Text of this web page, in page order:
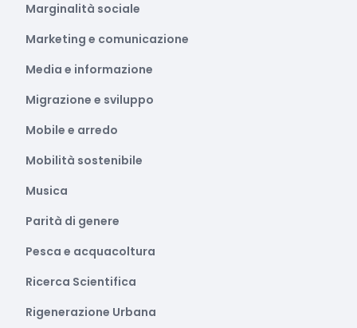
Marginalità sociale
Marketing e comunicazione
Media e informazione
Migrazione e sviluppo
Mobile e arredo
Mobilità sostenibile
Musica
Parità di genere
Pesca e acquacoltura
Ricerca Scientifica
Rigenerazione Urbana